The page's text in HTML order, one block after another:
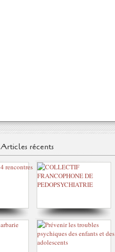
Articles récents